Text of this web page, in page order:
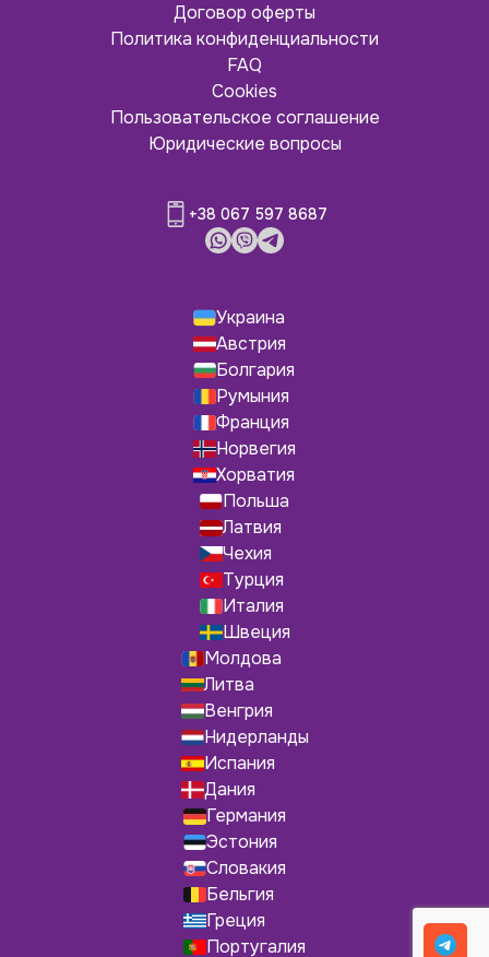
Договор оферты
Политика конфиденциальности
FAQ
Cookies
Пользовательское соглашение
Юридические вопросы
+38 067 597 8687
Украина
Австрия
Болгария
Румыния
Франция
Норвегия
Хорватия
Польша
Латвия
Чехия
Турция
Италия
Швеция
Молдова
Литва
Венгрия
Нидерланды
Испания
Дания
Германия
Эстония
Словакия
Бельгия
Греция
Португалия